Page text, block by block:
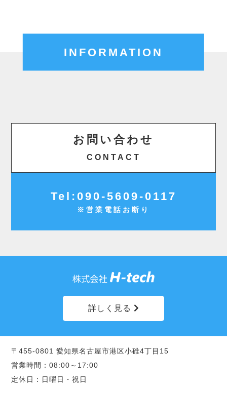
INFORMATION
お問い合わせ
CONTACT
Tel:090-5609-0117
※営業電話お断り
詳しく見る
〒455-0801 愛知県名古屋市港区小碓4丁目15
営業時間：08:00～17:00
定休日：日曜日・祝日